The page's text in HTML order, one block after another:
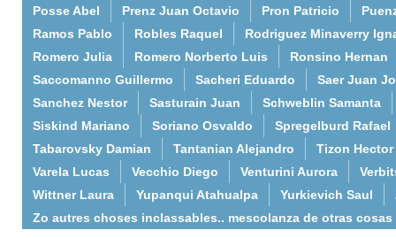
Posse Abel
Prenz Juan Octavio Pron Patricio
Ramos Pablo
Robles Raquel
Rodriguez Minaverry
Romero Julia
Romero Norberto Luis
Ronsino Hernan
Saccomanno Guillermo
Sacheri Eduardo
Saer Juan
Sanchez Nestor
Sasturain Juan
Schweblin Samanta
Siskind Mariano
Soriano Osvaldo
Spregelburd Rafael
Tabarovsky Damian
Tantanian Alejandro
Tizon Hector
Varela Lucas
Vecchio Diego Venturini Aurora
Wittner Laura
Yupanqui Atahualpa Yurkievich Saul
Zo autres choses inclassables.. mescolanza de otras cosas